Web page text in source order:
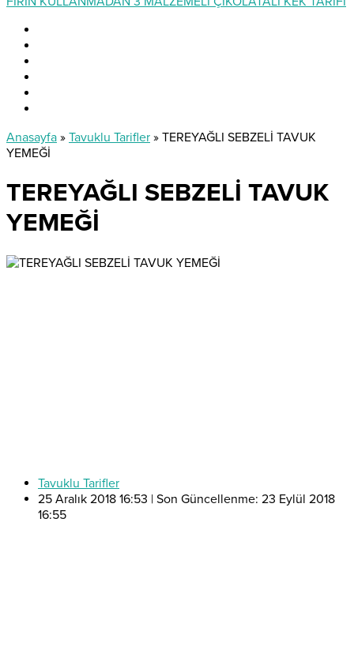
Anasayfa » Tavuklu Tarifler » TEREYAĞLI SEBZELİ TAVUK
YEMEĞİ
TEREYAĞLI SEBZELİ TAVUK
YEMEĞİ
Tavuklu Tarifler
25 Aralık 2018 16:53 | Son Güncellenme: 23 Eylül 2018
16:55